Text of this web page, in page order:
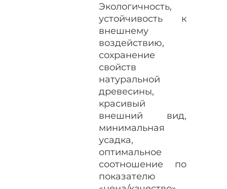
Экологичность,
устойчивость к
внешнему
воздействию,
сохранение
свойств
натуральной
древесины,
красивый
внешний вид,
минимальная
усадка,
оптимальное
соотношение по
показателю